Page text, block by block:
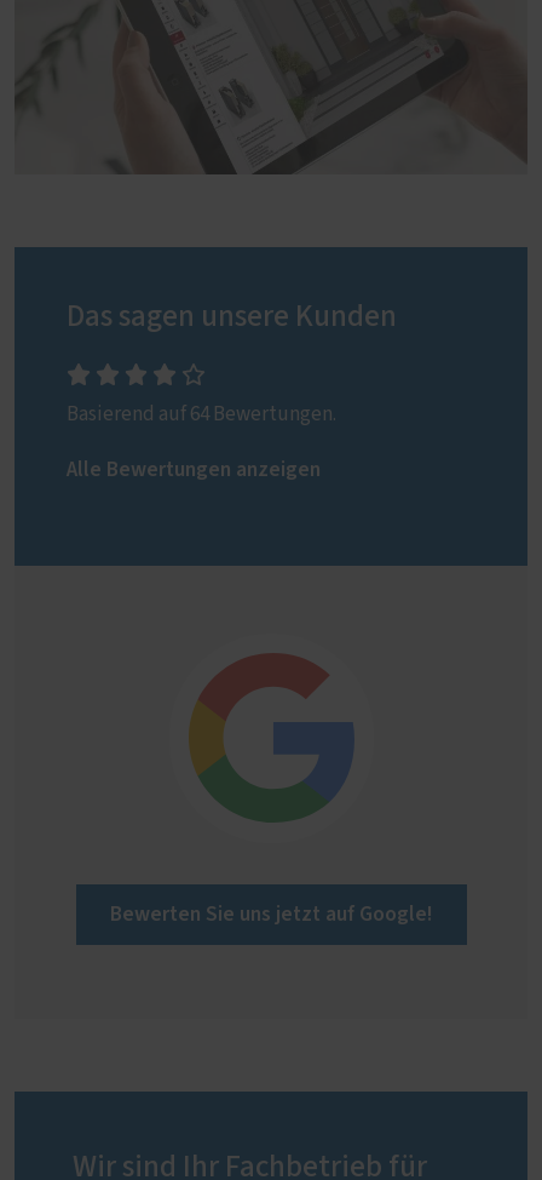
Das sagen unsere Kunden
Basierend auf 64 Bewertungen.
Alle Bewertungen anzeigen
Bewerten Sie uns jetzt auf Google!
Wir sind Ihr Fachbetrieb für